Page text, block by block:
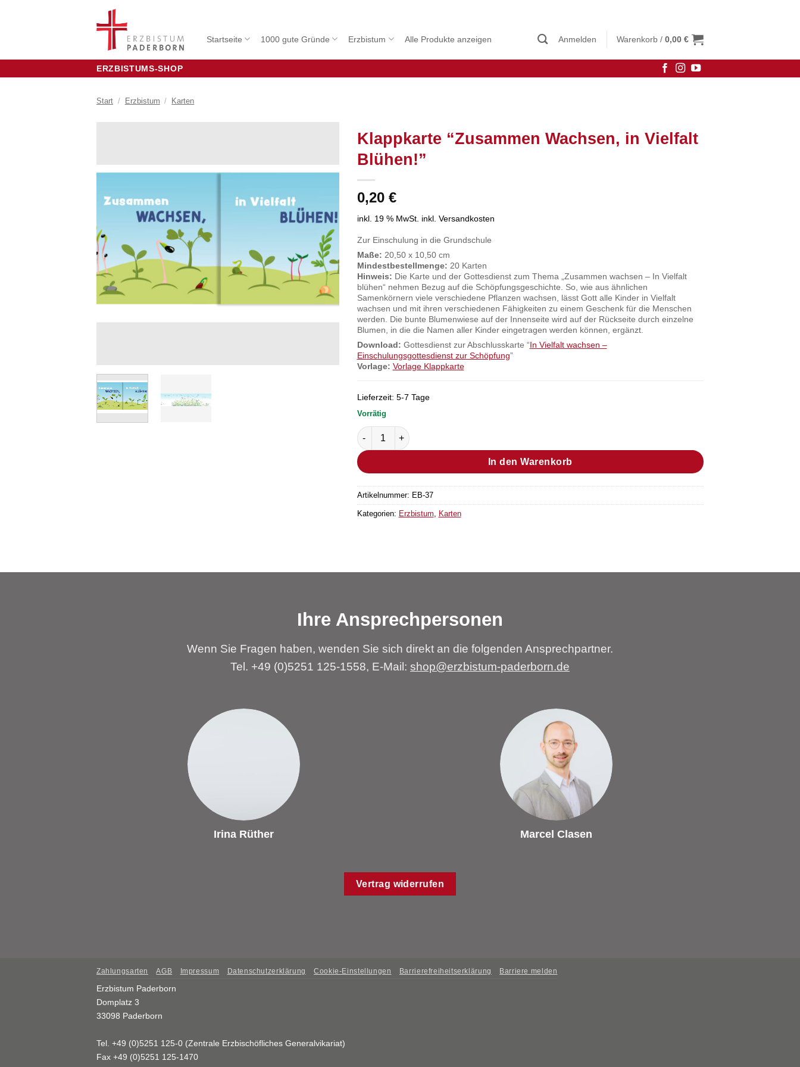
Startseite 1000 gute Gründe Erzbistum Alle Produkte anzeigen Anmelden Warenkorb / 0,00 €
ERZBISTUMS-SHOP
Start / Erzbistum / Karten
Klappkarte “Zusammen Wachsen, in Vielfalt
Blühen!”
0,20 €
inkl. 19 % MwSt. inkl. Versandkosten
Zur Einschulung in die Grundschule
Maße: 20,50 x 10,50 cm
Mindestbestellmenge: 20 Karten
Hinweis: Die Karte und der Gottesdienst zum Thema „Zusammen wachsen – In Vielfalt
blühen“ nehmen Bezug auf die Schöpfungsgeschichte. So, wie aus ähnlichen
Samenkörnern viele verschiedene Pflanzen wachsen, lässt Gott alle Kinder in Vielfalt
wachsen und mit ihren verschiedenen Fähigkeiten zu einem Geschenk für die Menschen
werden. Die bunte Blumenwiese auf der Innenseite wird auf der Rückseite durch einzelne
Blumen, in die die Namen aller Kinder eingetragen werden können, ergänzt.
Download: Gottesdienst zur Abschlusskarte “In Vielfalt wachsen –
Einschulungsgottesdienst zur Schöpfung”
Vorlage: Vorlage Klappkarte
Lieferzeit: 5-7 Tage
Vorrätig
Klappkarte "Zusammen Wachsen, in Vielfalt Blühen!" Menge
In den Warenkorb
Artikelnummer: EB-37
Kategorien: Erzbistum Karten
Ihre Ansprechpersonen
Wenn Sie Fragen haben, wenden Sie sich direkt an die folgenden Ansprechpartner.
Tel. +49 (0)5251 125-1558, E-Mail: shop@erzbistum-paderborn.de
Irina Rüther Marcel Clasen
Vertrag widerrufen
Zahlungsarten AGB Impressum Datenschutzerklärung Cookie-Einstellungen Barrierefreiheitserklärung Barriere melden
Erzbistum Paderborn
Domplatz 3
33098 Paderborn
Tel. +49 (0)5251 125-0 (Zentrale Erzbischöfliches Generalvikariat)
Fax +49 (0)5251 125-1470